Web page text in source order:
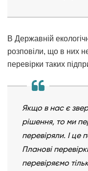
В Державній
розповіли, що в них
перевірки таких
Якщо в нас є
рішення, то ми
перевіряли. І це
Планові
перевіряємо